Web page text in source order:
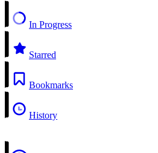
In Progress
Starred
Bookmarks
History